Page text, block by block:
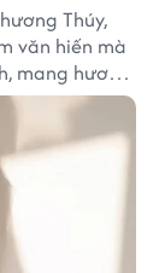
Thúy,
văn hiến mà
mang hương